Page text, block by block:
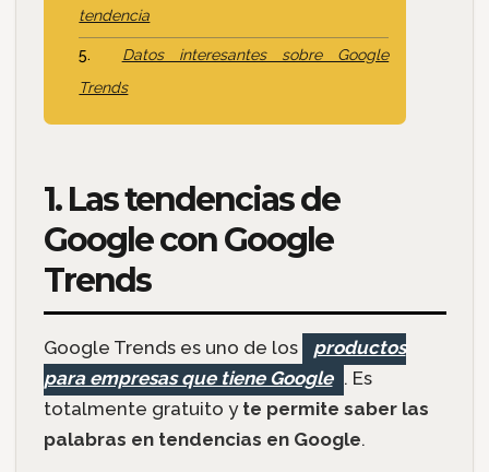
tendencia
Datos interesantes sobre Google
Trends
1. Las tendencias de
Google con Google
Trends
Google Trends es uno de los
productos
para empresas que tiene Google . Es
totalmente gratuito y te permite saber las
palabras en tendencias en Google.